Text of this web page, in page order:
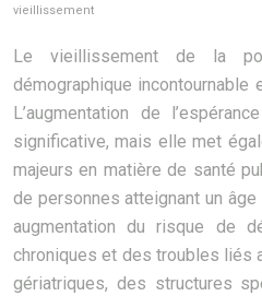
vieillissement
Le vieillissement de la
démographique incontournable
L’augmentation de
significative, mais elle met
majeurs en matière de santé
de personnes atteignant un âge
augmentation du risque de
chroniques et des troubles liés
gériatriques, des structures